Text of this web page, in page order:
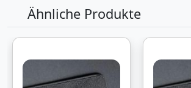
Ähnliche Produkte